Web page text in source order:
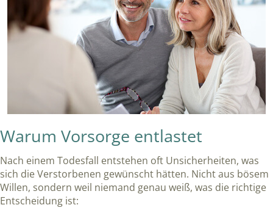
Warum Vorsorge entlastet
Nach einem Todesfall entstehen oft Unsicherheiten, was
sich die Verstorbenen gewünscht hätten. Nicht aus bösem
Willen, sondern weil niemand genau weiß, was die richtige
Entscheidung ist: